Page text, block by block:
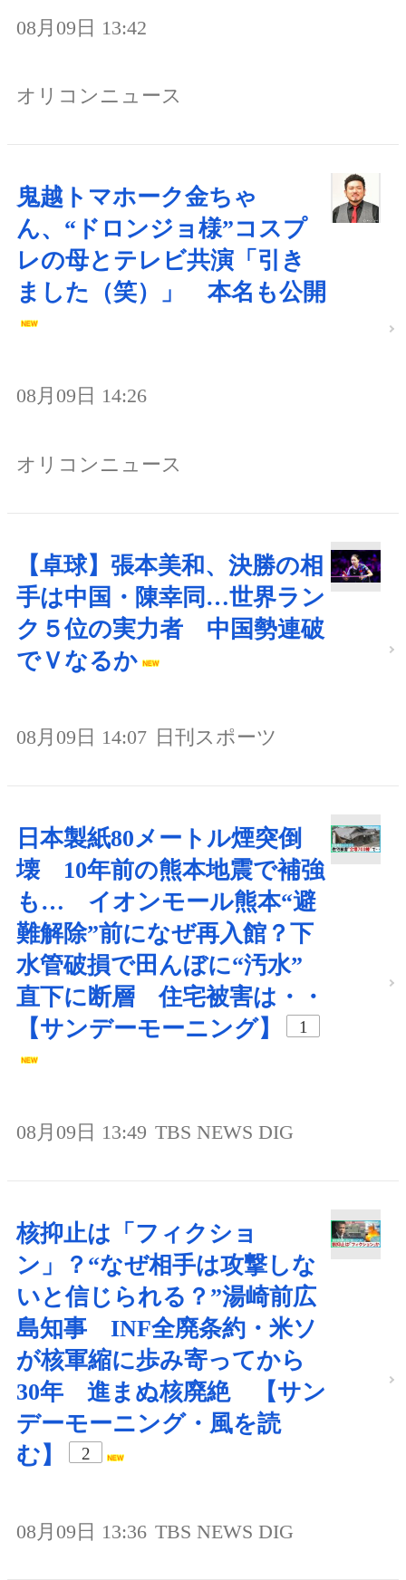
08月09日 13:42
オリコンニュース
鬼越トマホーク金ちゃ
ん、“ドロンジョ様”コスプ
レの母とテレビ共演「引き
ました（笑）」 本名も公開
08月09日 14:26
オリコンニュース
【卓球】張本美和、決勝の相
手は中国・陳幸同…世界ラン
ク５位の実力者 中国勢連破
でＶなるか
08月09日 14:07 日刊スポーツ
日本製紙80メートル煙突倒
壊 10年前の熊本地震で補強
も… イオンモール熊本“避
難解除”前になぜ再入館？下
水管破損で田んぼに“汚水”
直下に断層 住宅被害は・・
【サンデーモーニング】
1
08月09日 13:49 TBS NEWS DIG
核抑止は「フィクショ
ン」？“なぜ相手は攻撃しな
いと信じられる？”湯崎前広
島知事 INF全廃条約・米ソ
が核軍縮に歩み寄ってから
30年 進まぬ核廃絶 【サン
デーモーニング・風を読
む】
2
08月09日 13:36 TBS NEWS DIG